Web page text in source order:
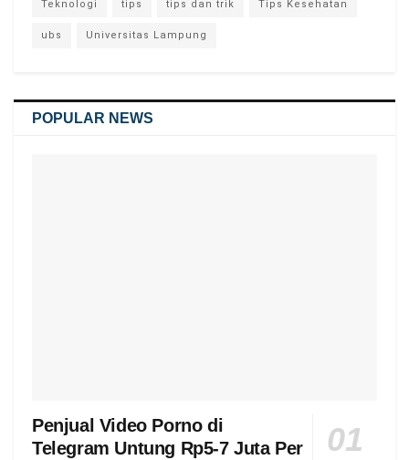
Teknologi tips tips dan trik Tips Kesehatan
ubs Universitas Lampung
POPULAR NEWS
Penjual Video Porno di
Telegram Untung Rp5-7 Juta Per